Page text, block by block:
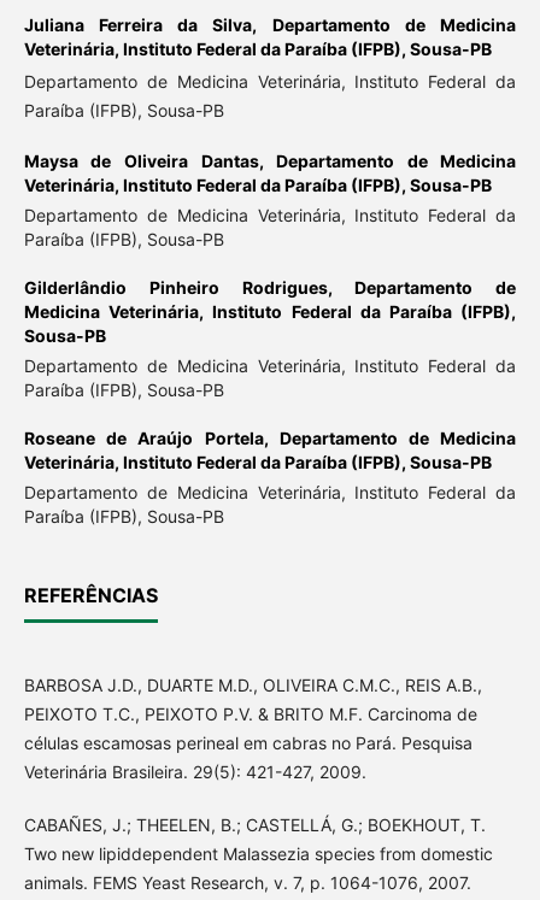
Juliana Ferreira da Silva, Departamento de Medicina
Veterinária, Instituto Federal da Paraíba (IFPB), Sousa-PB
Departamento de Medicina Veterinária, Instituto Federal da
Paraíba (IFPB), Sousa-PB
Maysa de Oliveira Dantas,Departamento de Medicina
Veterinária, Instituto Federal da Paraíba (IFPB), Sousa-PB
Departamento de Medicina Veterinária, Instituto Federal da
Paraíba (IFPB), Sousa-PB
Gilderlândio Pinheiro Rodrigues,Departamento de
Medicina Veterinária, Instituto Federal da Paraíba (IFPB),
Sousa-PB
Departamento de Medicina Veterinária, Instituto Federal da
Paraíba (IFPB), Sousa-PB
Roseane de Araújo Portela, Departamento de Medicina
Veterinária, Instituto Federal da Paraíba (IFPB), Sousa-PB
Departamento de Medicina Veterinária, Instituto Federal da
Paraíba (IFPB), Sousa-PB
REFERÊNCIAS
BARBOSA J.D., DUARTE M.D., OLIVEIRA C.M.C., REIS A.B.,
PEIXOTO T.C., PEIXOTO P.V. & BRITO M.F. Carcinoma de
células escamosas perineal em cabras no Pará. Pesquisa
Veterinária Brasileira. 29(5): 421-427, 2009.
CABAÑES, J.; THEELEN, B.; CASTELLÁ, G.; BOEKHOUT, T.
Two new lipiddependent Malassezia species from domestic
animals. FEMS Yeast Research, v. 7, p. 1064-1076, 2007.